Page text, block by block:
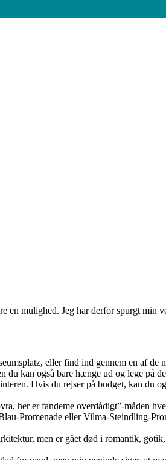
mulighed. Jeg har derfor spurgt
eller find ind gennem en af de
kan også bare hænge ud og lege på
Hvis du rejser på budget, kan du
her er fandeme overdådigt”-måden
Promenade eller Vilma-Steindling-
men er gået død i romantik,